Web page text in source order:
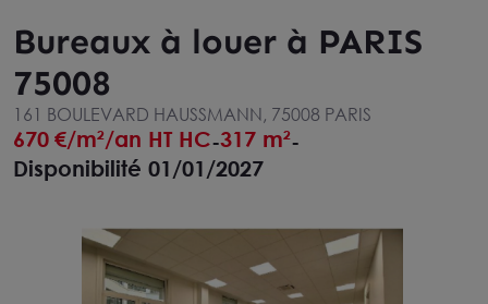
Bureaux à louer à PARIS
75008
161 BOULEVARD HAUSSMANN, 75008 PARIS
670 €/m²/an HT HC-317 m²-
Disponibilité 01/01/2027